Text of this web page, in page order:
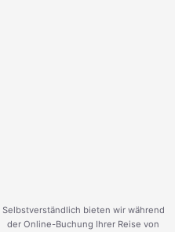
Selbstverständlich bieten wir während
der Online-Buchung Ihrer Reise von